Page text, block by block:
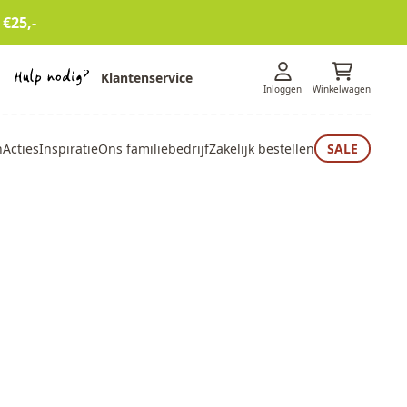
Klantenservice
Inloggen Winkelwagen
ActiesInspiratieOns familiebedrijfZakelijk bestellen SALE